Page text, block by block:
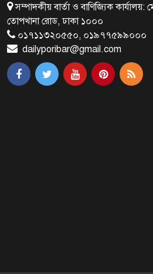
মালয়েশিয়ায়
বাংলাদেশি
সম্পাদকীয় বার্তা ও বাণিজ্যিক
তোপখানা রোড, ঢাকা ১০০০
০১৭১১৩২০৫৫০, ০১৯৭৭৫৯৯০০০
dailyporibar@gmail.com